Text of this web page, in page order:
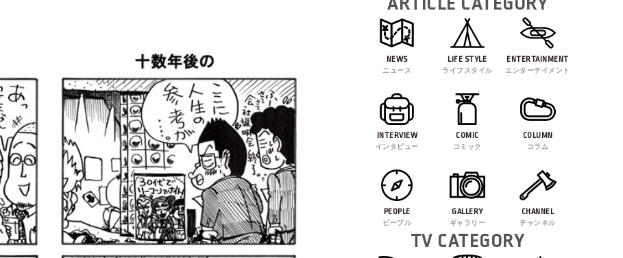
NEWS
ニュース
LIFE STYLE
ライフスタイル
ENTERTAINMENT
エンターテイメント
INTERVIEW
インタビュー
COMIC
コミック
COLUMN
コラム
PEOPLE
ピープル
GALLERY
ギャラリー
CHANNEL
チャンネル
TV CATEGORY